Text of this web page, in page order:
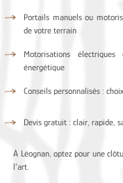
Portails manuels ou
de votre terrain
Motorisations
énergétique
Conseils personnalisés :
Devis gratuit : clair, rapide,
À Léognan, optez pour une
l’art.